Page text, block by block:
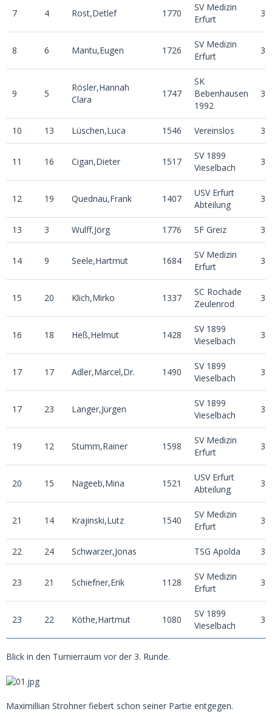
7 4 Rost,Detlef 1770
SV Medizin
Erfurt
3
8 6 Mantu,Eugen 1726
SV Medizin
Erfurt
3
9 5
Rösler,Hannah
Clara
1747
SK
Bebenhausen
1992
3
10 13 Lüschen,Luca 1546 Vereinslos 3
11 16 Cigan,Dieter 1517
SV 1899
Vieselbach
3
12 19 Quednau,Frank 1407
USV Erfurt
Abteilung
3
13 3 Wulff,Jörg 1776 SF Greiz 3
14 9 Seele,Hartmut 1684
SV Medizin
Erfurt
3
15 20 Klich,Mirko 1337
SC Rochade
Zeulenrod
3
16 18 Heß,Helmut 1428
SV 1899
Vieselbach
3
17 17 Adler,Marcel,Dr. 1490
SV 1899
Vieselbach
3
17 23 Langer,Jürgen
SV 1899
Vieselbach
3
19 12 Stumm,Rainer 1598
SV Medizin
Erfurt
3
20 15 Nageeb,Mina 1521
USV Erfurt
Abteilung
3
21 14 Krajinski,Lutz 1540
SV Medizin
Erfurt
3
22 24 Schwarzer,Jonas TSG Apolda 3
23 21 Schiefner,Erik 1128
SV Medizin
Erfurt
3
23 22 Köthe,Hartmut 1080
SV 1899
Vieselbach
3
Blick in den Turnierraum vor der 3. Runde.
Maximillian Strohner fiebert schon seiner Partie entgegen.